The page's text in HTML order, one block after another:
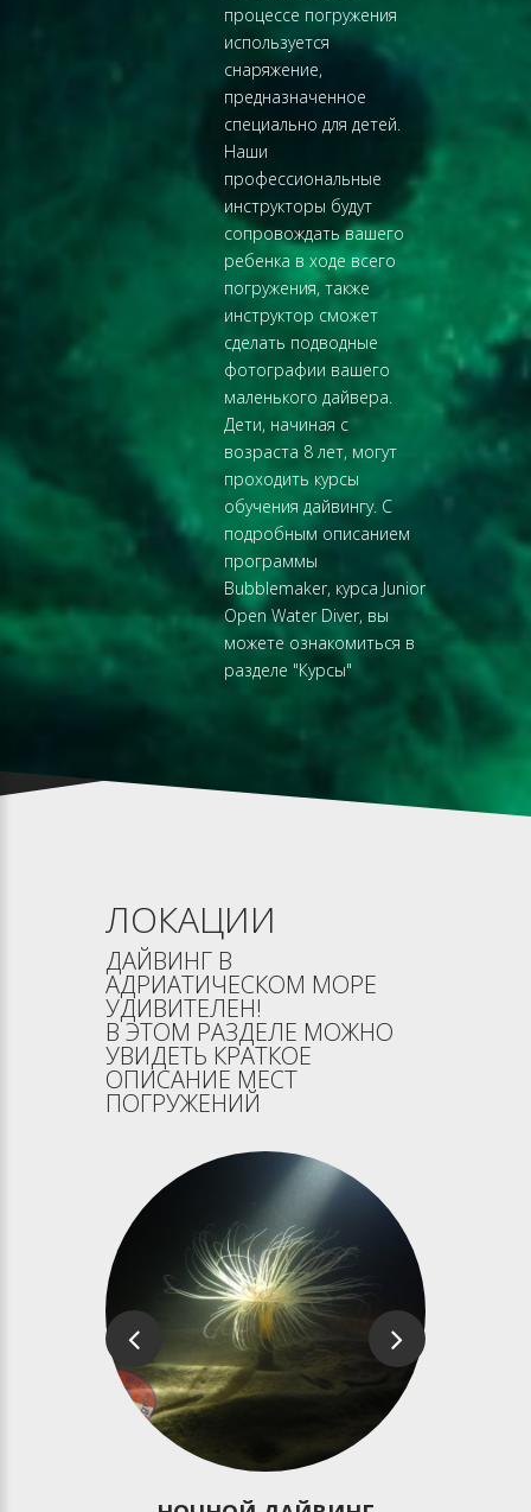
процессе погружения
используется
снаряжение,
предназначенное
специально для детей.
Наши
профессиональные
инструкторы будут
сопровождать вашего
ребенка в ходе всего
погружения, также
инструктор сможет
сделать подводные
фотографии вашего
маленького дайвера.
Дети, начиная с
возраста 8 лет, могут
проходить курсы
обучения дайвингу. С
подробным описанием
программы
Bubblemaker, курса Junior
Open Water Diver, вы
можете ознакомиться в
разделе "Курсы"
ЛОКАЦИИ
ДАЙВИНГ В
АДРИАТИЧЕСКОМ МОРЕ
УДИВИТЕЛЕН!
В ЭТОМ РАЗДЕЛЕ МОЖНО
УВИДЕТЬ КРАТКОЕ
ОПИСАНИЕ МЕСТ
ПОГРУЖЕНИЙ